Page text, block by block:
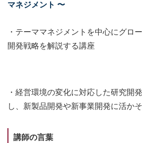
マネジメント 〜
・テーママネジメントを中心にグロ
開発戦略を解説する講座
・経営環境の変化に対応した研究開
し、新製品開発や新事業開発に活かそ
講師の言葉